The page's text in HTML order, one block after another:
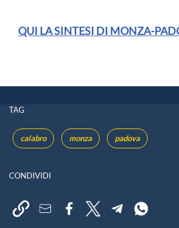
QUI LA SINTESI DI MONZA-
TAG
calabro monza padova
CONDIVIDI